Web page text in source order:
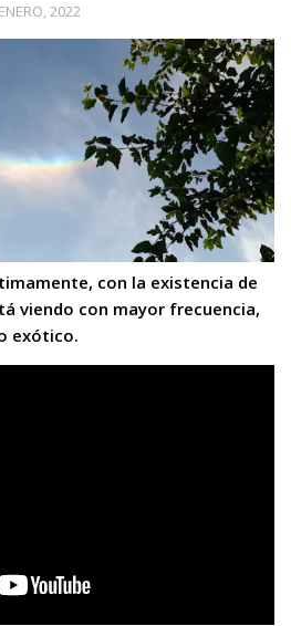
2022
con la existencia de
viendo con mayor frecuencia,
exótico.